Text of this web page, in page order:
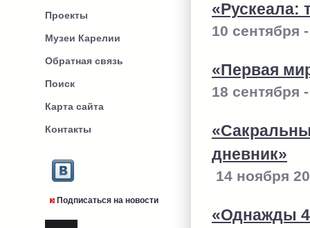
Проекты
Музеи Карелии
Обратная связь
Поиск
Карта сайта
Контакты
Подписаться на новости
«Рускеала:
10 сентября
«Первая
18 сентября
дневник»
14 ноября
«Однажды